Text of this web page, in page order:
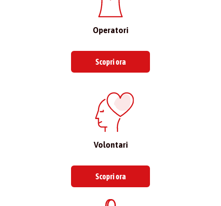
Operatori
Scopri ora
Volontari
Scopri ora